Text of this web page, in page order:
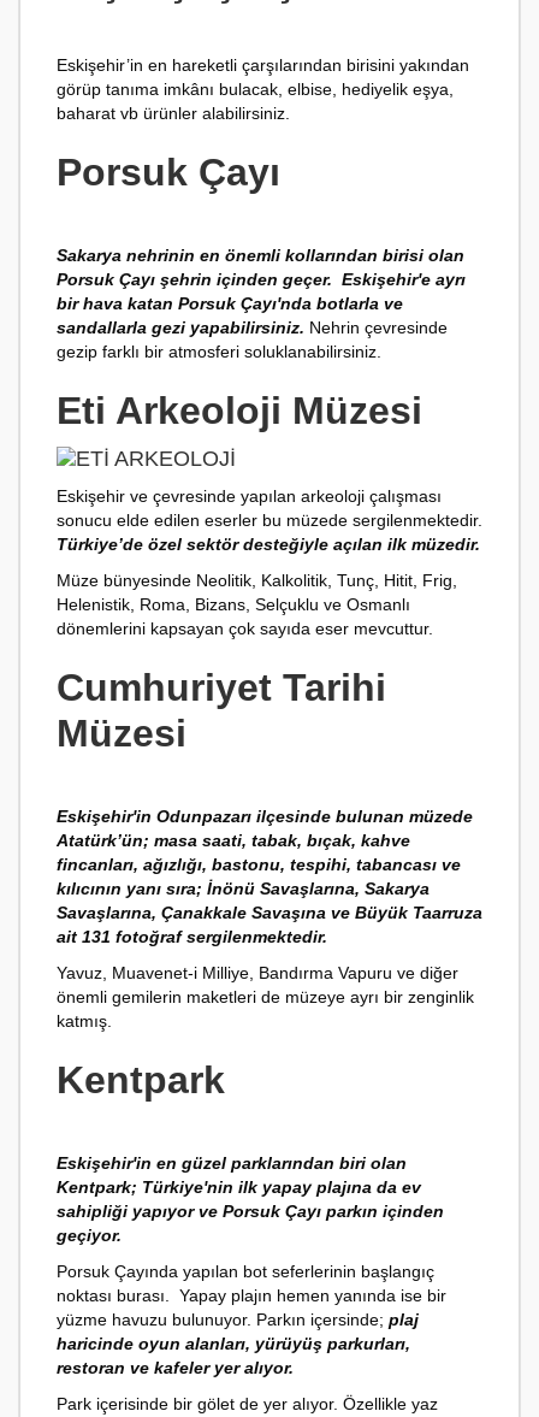
Eskişehir’in en hareketli çarşılarından birisini yakından
görüp tanıma imkânı bulacak, elbise, hediyelik eşya,
baharat vb ürünler alabilirsiniz.
Porsuk Çayı
Sakarya nehrinin en önemli kollarından birisi olan
Porsuk Çayı şehrin içinden geçer. Eskişehir'e ayrı
bir hava katan Porsuk Çayı'nda botlarla ve
sandallarla gezi yapabilirsiniz. Nehrin çevresinde
gezip farklı bir atmosferi soluklanabilirsiniz.
Eti Arkeoloji Müzesi
Eskişehir ve çevresinde yapılan arkeoloji çalışması
sonucu elde edilen eserler bu müzede sergilenmektedir.
Türkiye’de özel sektör desteğiyle açılan ilk müzedir.
Müze bünyesinde Neolitik, Kalkolitik, Tunç, Hitit, Frig,
Helenistik, Roma, Bizans, Selçuklu ve Osmanlı
dönemlerini kapsayan çok sayıda eser mevcuttur.
Cumhuriyet Tarihi
Müzesi
Eskişehir'in Odunpazarı ilçesinde bulunan müzede
Atatürk’ün; masa saati, tabak, bıçak, kahve
fincanları, ağızlığı, bastonu, tespihi, tabancası ve
kılıcının yanı sıra; İnönü Savaşlarına, Sakarya
Savaşlarına, Çanakkale Savaşına ve Büyük Taarruza
ait 131 fotoğraf sergilenmektedir.
Yavuz, Muavenet-i Milliye, Bandırma Vapuru ve diğer
önemli gemilerin maketleri de müzeye ayrı bir zenginlik
katmış.
Kentpark
Eskişehir'in en güzel parklarından biri olan
Kentpark; Türkiye'nin ilk yapay plajına da ev
sahipliği yapıyor ve Porsuk Çayı parkın içinden
geçiyor.
Porsuk Çayında yapılan bot seferlerinin başlangıç
noktası burası. Yapay plajın hemen yanında ise bir
yüzme havuzu bulunuyor. Parkın içersinde; plaj
haricinde oyun alanları, yürüyüş parkurları,
restoran ve kafeler yer alıyor.
Park içerisinde bir gölet de yer alıyor. Özellikle yaz